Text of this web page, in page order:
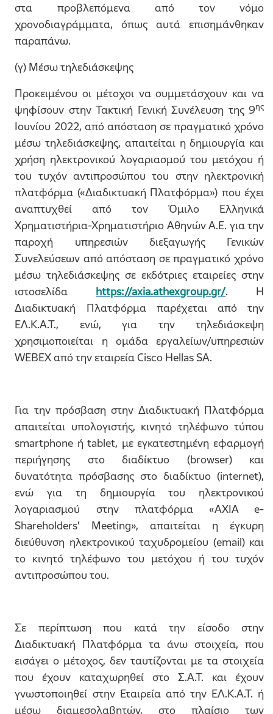
στα προβλεπόμενα από τον νόμο
χρονοδιαγράμματα, όπως αυτά επισημάνθηκαν
παραπάνω.
(γ) Μέσω τηλεδιάσκεψης
Προκειμένου οι μέτοχοι να συμμετάσχουν και να
ψηφίσουν στην Τακτική Γενική Συνέλευση της 9ης
Ιουνίου 2022, από απόσταση σε πραγματικό χρόνο
μέσω τηλεδιάσκεψης, απαιτείται η δημιουργία και
χρήση ηλεκτρονικού λογαριασμού του μετόχου ή
του τυχόν αντιπροσώπου του στην ηλεκτρονική
πλατφόρμα («Διαδικτυακή Πλατφόρμα») που έχει
αναπτυχθεί από τον Όμιλο Ελληνικά
Χρηματιστήρια-Χρηματιστήριο Αθηνών Α.Ε. για την
παροχή υπηρεσιών διεξαγωγής Γενικών
Συνελεύσεων από απόσταση σε πραγματικό χρόνο
μέσω τηλεδιάσκεψης σε εκδότριες εταιρείες στην
ιστοσελίδα https://axia.athexgroup.gr/. Η
Διαδικτυακή Πλατφόρμα παρέχεται από την
ΕΛ.Κ.Α.Τ., ενώ, για την τηλεδιάσκεψη
χρησιμοποιείται η ομάδα εργαλείων/υπηρεσιών
WEBEX από την εταιρεία Cisco Hellas SA.
Για την πρόσβαση στην Διαδικτυακή Πλατφόρμα
απαιτείται υπολογιστής, κινητό τηλέφωνο τύπου
smartphone ή tablet, με εγκατεστημένη εφαρμογή
περιήγησης στο διαδίκτυο (browser) και
δυνατότητα πρόσβασης στο διαδίκτυο (internet),
ενώ για τη δημιουργία του ηλεκτρονικού
λογαριασμού στην πλατφόρμα «AXIA e-
Shareholders’ Meeting», απαιτείται η έγκυρη
διεύθυνση ηλεκτρονικού ταχυδρομείου (email) και
το κινητό τηλέφωνο του μετόχου ή του τυχόν
αντιπροσώπου του.
Σε περίπτωση που κατά την είσοδο στην
Διαδικτυακή Πλατφόρμα τα άνω στοιχεία, που
εισάγει ο μέτοχος, δεν ταυτίζονται με τα στοιχεία
που έχουν καταχωρηθεί στο Σ.Α.Τ. και έχουν
γνωστοποιηθεί στην Εταιρεία από την ΕΛ.Κ.Α.Τ. ή
μέσω διαμεσολαβητών, στο πλαίσιο των